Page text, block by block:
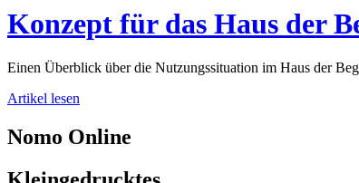
Konzept für das Haus der
Einen Überblick über die Nutzungssituation im Haus der
Artikel lesen
Nomo Online